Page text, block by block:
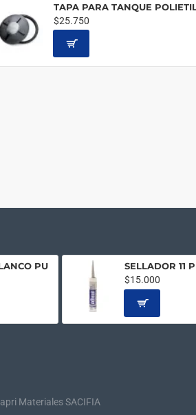
TAPA PARA TANQUE
$25.750
PU
SELLADOR 11
$15.000
Materiales SACIFIA